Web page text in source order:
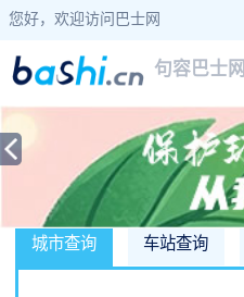
您好，欢迎访问巴士网
句容巴士网
城市查询 车站查询